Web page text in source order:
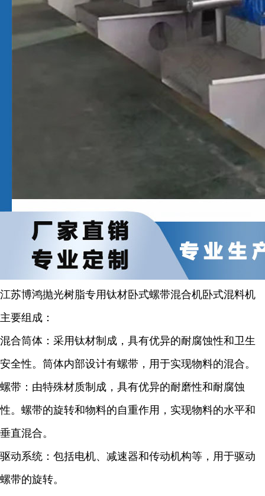
江苏博鸿抛光树脂专用钛材卧式螺带混合机卧式混料机
主要组成：
混合筒体：采用钛材制成，具有优异的耐腐蚀性和卫生
安全性。筒体内部设计有螺带，用于实现物料的混合。
螺带：由特殊材质制成，具有优异的耐磨性和耐腐蚀
性。螺带的旋转和物料的自重作用，实现物料的水平和
垂直混合。
驱动系统：包括电机、减速器和传动机构等，用于驱动
螺带的旋转。